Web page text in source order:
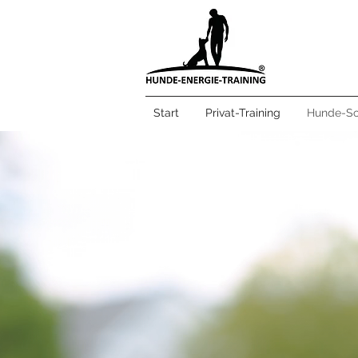
Start Privat-Training Hunde-